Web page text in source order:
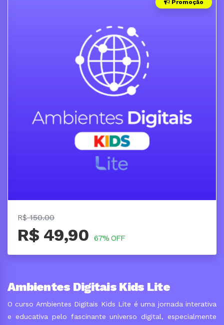
Promoção
R$150.00
R$ 49,90 67% OFF
Ambientes Digitais Kids Lite
O curso Ambientes Digitais Kids Lite é uma jornada interativa
e educativa pelo fascinante universo digital, especialmente